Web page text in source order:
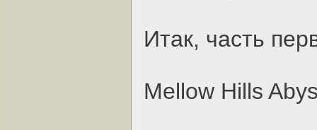
Итак, часть
Mellow Hills